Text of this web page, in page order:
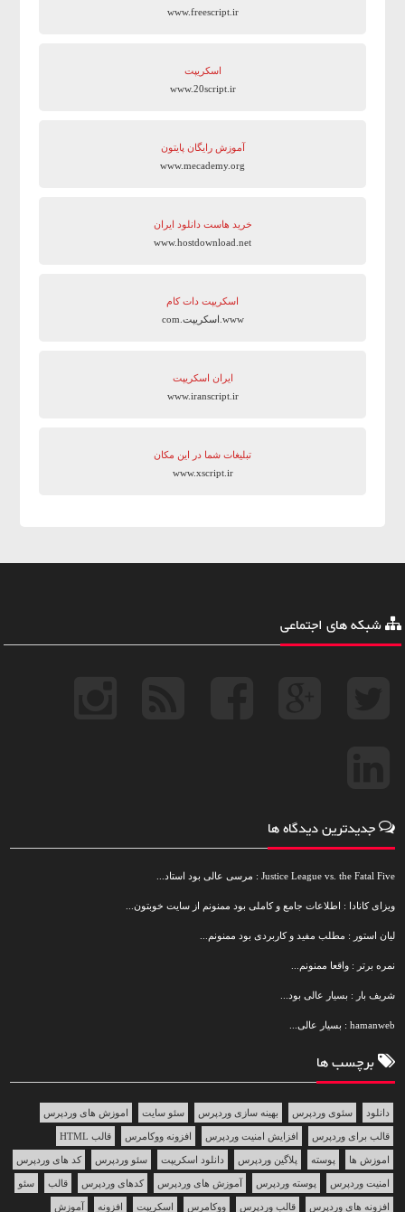
www.freescript.ir
اسکریپت
www.20script.ir
آموزش رایگان پایتون
www.mecademy.org
خرید هاست دانلود ایران
www.hostdownload.net
اسکریپت دات کام
www.اسکریپت.com
ایران اسکریپت
www.iranscript.ir
تبلیغات شما در این مکان
www.xscript.ir
شبکه های اجتماعی
جدیدترین دیدگاه ها
Justice League vs. the Fatal Five : مرسی عالی بود استاد...
ویزای کانادا : اطلاعات جامع و کاملی بود ممنونم از سایت خوبتون...
لیان استور : مطلب مفید و کاربردی بود ممنونم...
نمره برتر : واقعا ممنونم...
شریف بار : بسیار عالی بود...
hamanweb : بسیار عالی...
برچسب ها
دانلود سئوی وردپرس بهینه سازی وردپرس سئو سایت اموزش های وردپرس
قالب برای وردپرس افزایش امنیت وردپرس افزونه ووکامرس قالب HTML
اموزش ها پوسته پلاگین وردپرس دانلود اسکریپت سئو وردپرس کد های وردپرس
امنیت وردپرس پوسته وردپرس آموزش های وردپرس کدهای وردپرس قالب سئو
افزونه های وردپرس قالب وردپرس ووکامرس اسکریپت افزونه آموزش